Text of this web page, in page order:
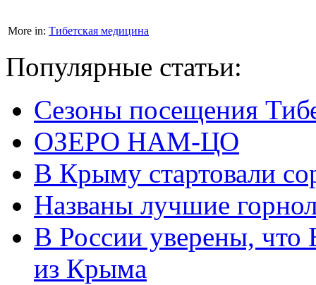
More in: Тибетская медицина
Популярные статьи:
Сезоны посещения
ОЗЕРО НАМ-ЦО
В Крыму стартовали
Названы лучшие
В России уверены, что
из Крыма